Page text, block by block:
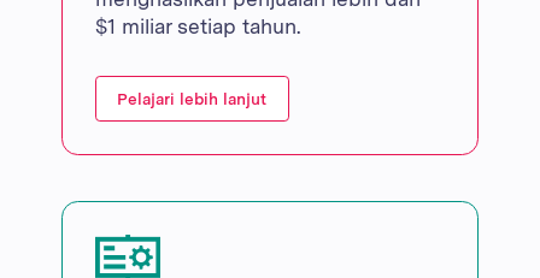
$1 miliar setiap tahun.
Pelajari lebih lanjut